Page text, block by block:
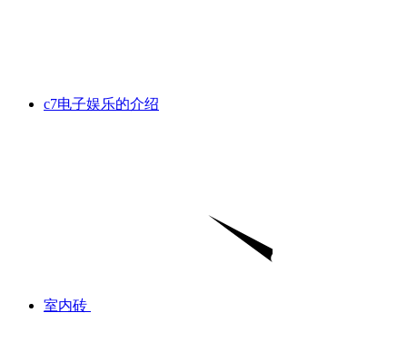
c7电子娱乐的介绍
室内砖